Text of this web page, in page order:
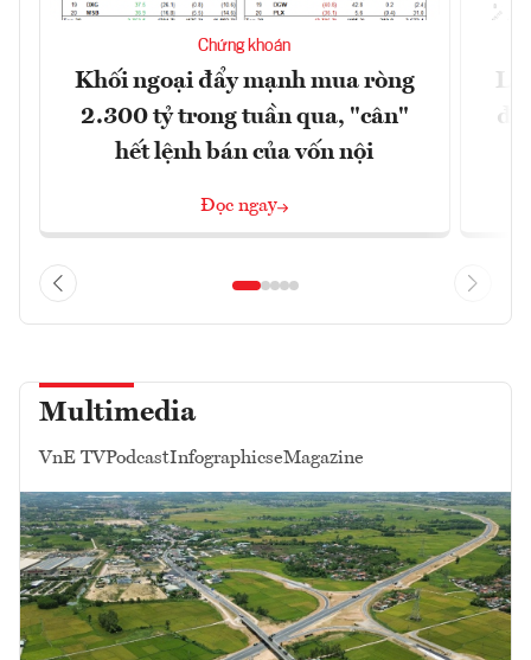
Chứng khoán
Khối ngoại đẩy mạnh mua ròng
2.300 tỷ trong tuần qua, "cân"
hết lệnh bán của vốn nội
Đọc ngay
Multimedia
VnE TVPodcastInfographicseMagazine